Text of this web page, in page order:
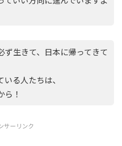
ず生きて、日本に帰ってきて
る人たちは、
ら！
サーリンク